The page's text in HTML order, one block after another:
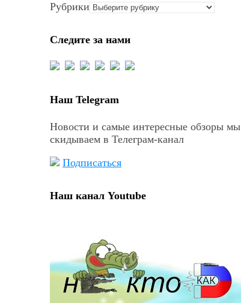
Рубрики
Следите за нами
Наш Telegram
Новости и самые интересные обзоры мы
скидываем в Телеграм-канал
Подписаться
Наш канал Youtube